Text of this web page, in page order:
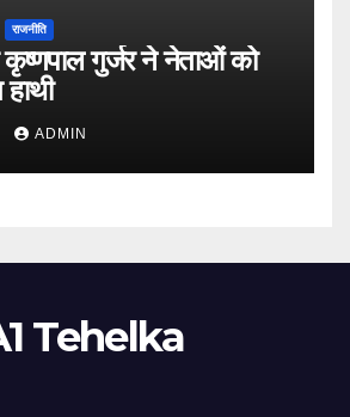
राजनीति
कृष्णपाल गुर्जर ने नेताओं को
ADMIN
Tehelka